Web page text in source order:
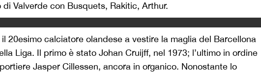
Valverde con Busquets, Rakitic, Arthur.
20esimo calciatore olandese a vestire la maglia del Barcellona
Liga. Il primo è stato Johan Cruijff, nel 1973; l’ultimo in ordine
Jasper Cillessen, ancora in organico. Nonostante lo